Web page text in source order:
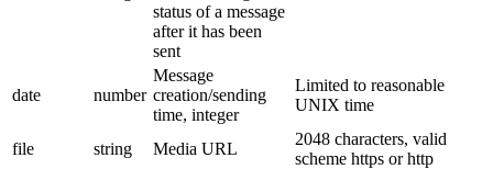
status of a message
after it has been
sent
date number
Message
creation/sending
time, integer
Limited to reasonable
UNIX time
file string Media URL
2048 characters, valid
scheme https or http